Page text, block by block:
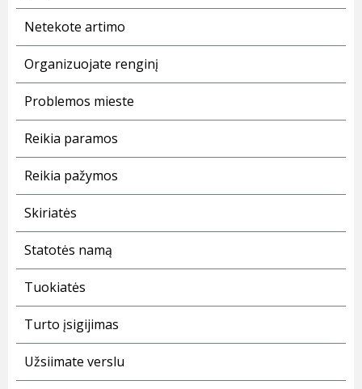
Netekote artimo
Organizuojate renginį
Problemos mieste
Reikia paramos
Reikia pažymos
Skiriatės
Statotės namą
Tuokiatės
Turto įsigijimas
Užsiimate verslu